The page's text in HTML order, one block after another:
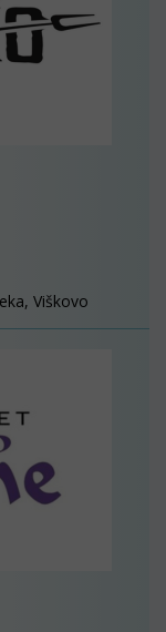
Viškovo